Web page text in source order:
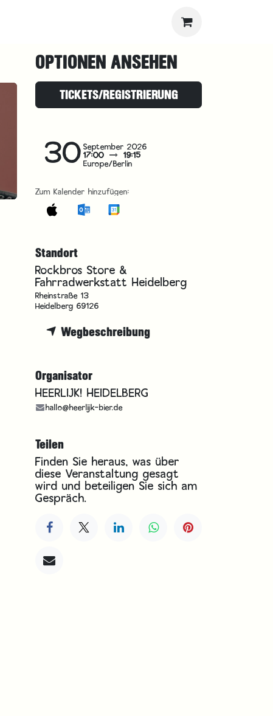
OPTIONEN ANSEHEN
TICKETS/REGISTRIERUNG
30 September 2026
17:00 19:15
Europe/Berlin
Zum Kalender hinzufügen:
Standort
Rockbros Store &
Fahrradwerkstatt Heidelberg
Rheinstraße 13
Heidelberg 69126
Wegbeschreibung
Organisator
HEERLIJK! HEIDELBERG
hallo@heerlijk-bier.de
Teilen
Finden Sie heraus, was über
diese Veranstaltung gesagt
wird und beteiligen Sie sich am
Gespräch.